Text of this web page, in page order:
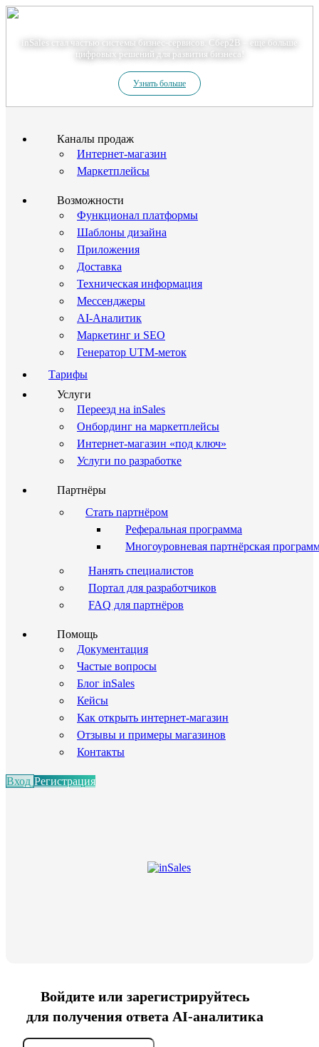
inSales стал частью системы бизнес-сервисов. Сбер2В – еще больше
цифровых решений для развития бизнеса!
Узнать больше
Каналы продаж
Интернет-магазин
Маркетплейсы
Возможности
Функционал платформы
Шаблоны дизайна
Приложения
Доставка
Техническая информация
Мессенджеры
AI-Аналитик
Маркетинг и SEO
Генератор UTM-меток
Тарифы
Услуги
Переезд на inSales
Онбординг на маркетплейсы
Интернет-магазин «под ключ»
Услуги по разработке
Партнёры
Стать партнёром
Реферальная программа
Многоуровневая партнёрская
Нанять специалистов
Портал для разработчиков
FAQ для партнёров
Помощь
Документация
Частые вопросы
Блог inSales
Кейсы
Как открыть интернет-магазин
Отзывы и примеры магазинов
Контакты
Вход Регистрация
Войдите или зарегистрируйтесь
для получения ответа AI-аналитика